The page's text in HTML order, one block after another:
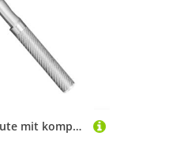
Teleskop-Angelrute mit kompaktem Design und mehreren Längenoptionen für verschiedene Angelumgebungen und Bedingungen (1,5 m Silber)